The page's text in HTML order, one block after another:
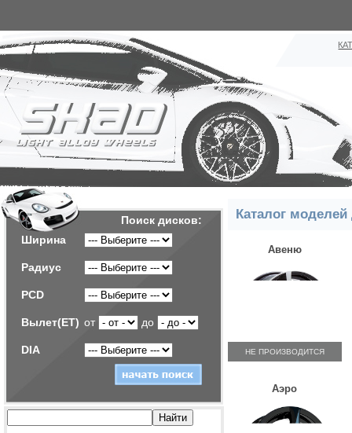
Поиск дисков:
Ширина
Радиус
PCD
Вылет(ET) от до
DIA
Каталог
Авеню
НЕ ПРОИЗВОДИТСЯ
Аэро